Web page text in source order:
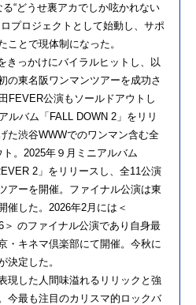
“どうせ裏アカでしか呟かれない
プロジェクトとして始動し、サポ
ことで現体制になった。
きっかけにバイラルヒットし、以
の東名阪ワンマンツアーを成功さ
FEVER公演もソールドアウトし
ルバム「FALL DOWN 2」をリリ
た渋谷WWWでのワンマン含む全
。2025年９月ミニアルバム
2」をリリースし、全11公演
アーを開催。ファイナル公演は東
催した。2026年2月には＜
＞ のファイナル公演であり自身最
・キネマ倶楽部にて開催。今秋に
決定した。
現した人間味溢れるリリックと強
今最も注目のカリスマ的ロックバ